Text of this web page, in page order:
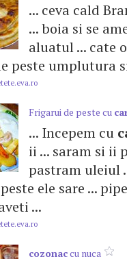
... ceva cald
... boia si se
aluatul ... cate
peste umplutura
Frigarui de peste cu
... Incepem cu
ii ... saram si ii
pastram uleiul
ele sare ...
...
cozonaccu nuca